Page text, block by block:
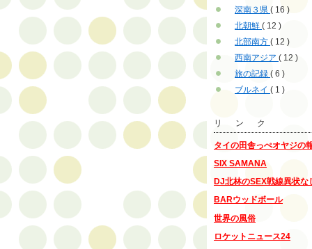
深南３県 ( 16 )
北朝鮮 ( 12 )
北部南方 ( 12 )
西南アジア ( 12 )
旅の記録 ( 6 )
ブルネイ ( 1 )
リ ン ク
タイの田舎っぺオヤジの
SIX SAMANA
DJ北林のSEX戦線異状な
BARウッドボール
世界の風俗
ロケットニュース24